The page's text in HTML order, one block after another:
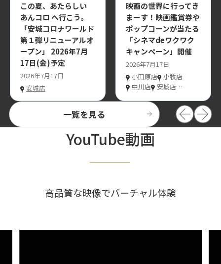
一覧を見る
この夏、あたらしい
あんコロ へ行こう。
「安城コロナワールド
第１弾リニューアルオ
ープン」 2026年7月
17日(金)予定
2026年7月17日
安城店
映画の世界に行ってき
まーす！映画鑑賞券や
ポップコーンが当たる
「シネマdeワクワク
キャンペーン」開催
2026年7月17日
小田原店
小牧店
中川店
安城店…
YouTube動画
高品質な映像でバーチャル体験